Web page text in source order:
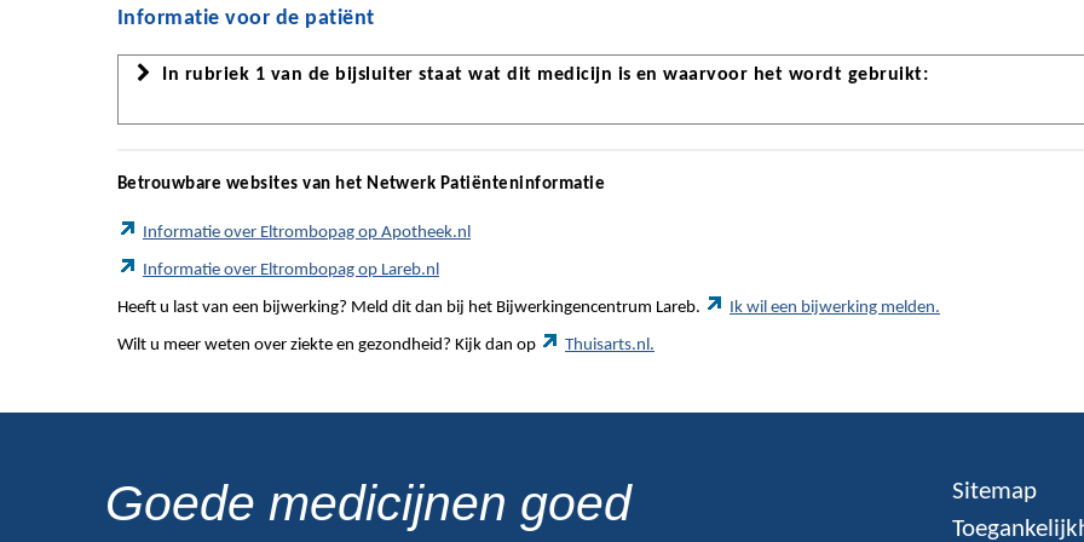
Informatie voor de patiënt
In rubriek 1 van de bijsluiter staat wat dit medicijn is en waarvoor het wordt gebruikt:
Betrouwbare websites van het Netwerk Patiënteninformatie
Informatie over Eltrombopag op Apotheek.nl
Informatie over Eltrombopag op Lareb.nl
Heeft u last van een bijwerking? Meld dit dan bij het Bijwerkingencentrum Lareb. Ik wil een bijwerking melden.
Wilt u meer weten over ziekte en gezondheid? Kijk dan op Thuisarts.nl.
Goede medicijnen goed
Sitemap